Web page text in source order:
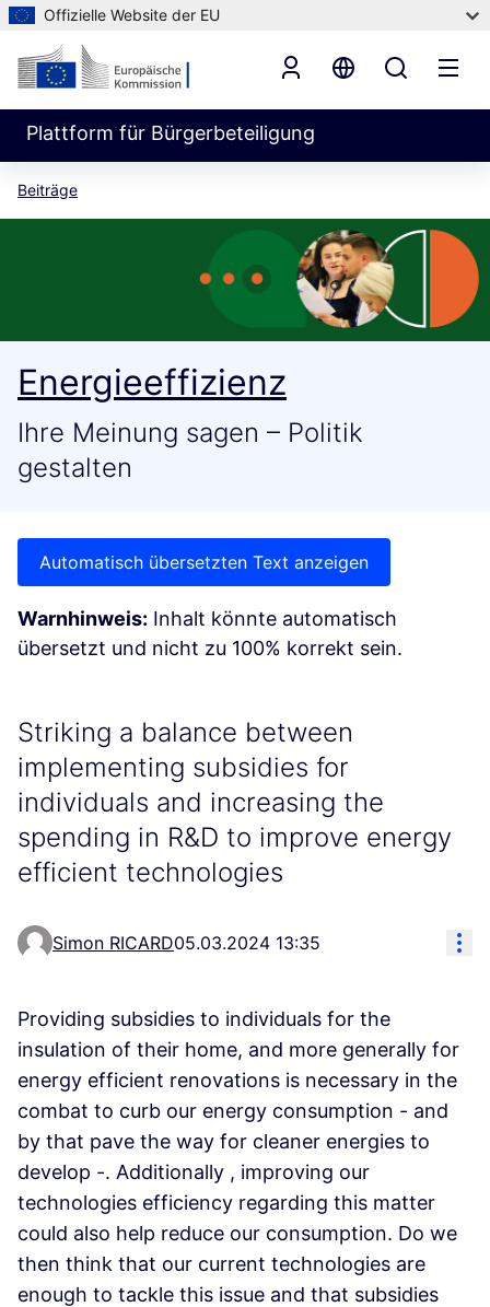
Offizielle Website der EU
Plattform für Bürgerbeteiligung
Beiträge
Energieeffizienz
Ihre Meinung sagen – Politik
gestalten
Automatisch übersetzten Text anzeigen
Warnhinweis: Inhalt könnte automatisch
übersetzt und nicht zu 100% korrekt sein.
Striking a balance between
implementing subsidies for
individuals and increasing the
spending in R&D to improve energy
efficient technologies
Simon RICARD05.03.2024 13:35
Providing subsidies to individuals for the
insulation of their home, and more generally for
energy efficient renovations is necessary in the
combat to curb our energy consumption - and
by that pave the way for cleaner energies to
develop -. Additionally , improving our
technologies efficiency regarding this matter
could also help reduce our consumption. Do we
then think that our current technologies are
enough to tackle this issue and that subsidies